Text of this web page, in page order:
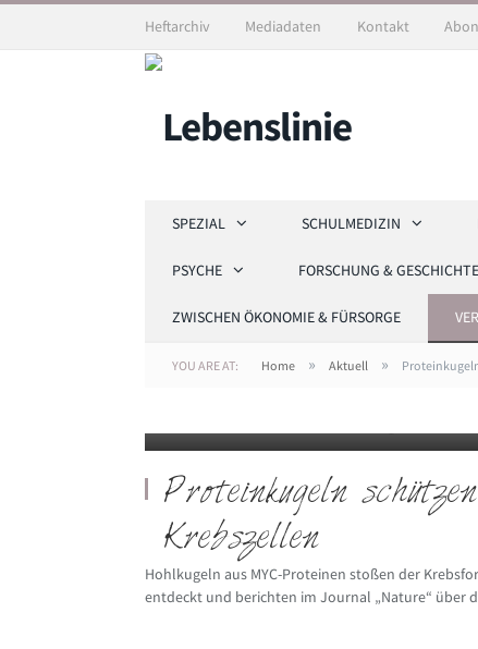
Heftarchiv Mediadaten Kontakt
SPEZIAL SCHULMEDIZIN
PSYCHE FORSCHUNG & GESCHICHTE
ZWISCHEN ÖKONOMIE & FÜRSORGE
YOU ARE AT: Home » Aktuell »
Zellkern verteilt (links). In vielfältigen Stress-
Proteinkugeln
Krebszellen
Hohlkugeln aus MYC-Proteinen stoßen der
entdeckt und berichten im Journal „Nature“ über